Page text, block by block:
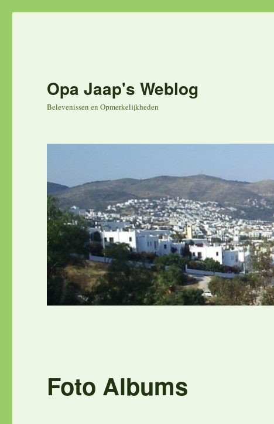
Opa Jaap's Weblog
Belevenissen en Opmerkelijkheden
Foto Albums